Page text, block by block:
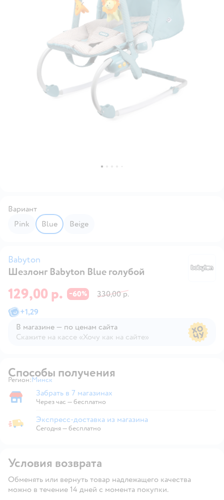
Вариант
Pink
Blue Beige
Babyton
Шезлонг Babyton Blue голубой
129,00 р. −60%
330,00 р.
+1,29
В магазине — по ценам сайта
Скажите на кассе «Хочу как на сайте»
Способы получения
Регион: Выбор адреса доставки.
Минск
Забрать в магазине
Забрать в 7 магазинах
Через час — бесплатно
Экспресс-доставка из магазина
Экспресс-доставка из магазина
Сегодня—бесплатно
Условия возврата
Обменять или вернуть товар надлежащего качества
можно в течение 14 дней с момента покупки.